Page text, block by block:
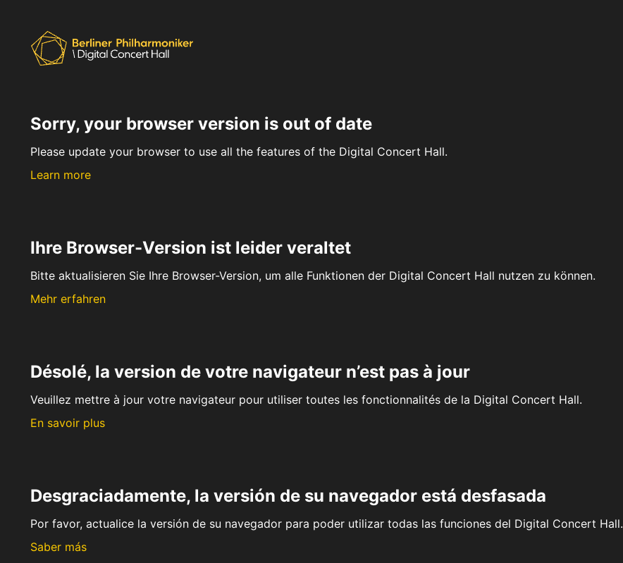
Sorry, your browser version is out of date
Please update your browser to use all the features of the Digital Concert Hall.
Learn more
Ihre Browser-Version ist leider veraltet
Bitte aktualisieren Sie Ihre Browser-Version, um alle Funktionen der Digital Concert Hall nutzen zu können.
Mehr erfahren
Désolé, la version de votre navigateur n’est pas à jour
Veuillez mettre à jour votre navigateur pour utiliser toutes les fonctionnalités de la Digital Concert Hall.
En savoir plus
Desgraciadamente, la versión de su navegador está desfasada
Por favor, actualice la versión de su navegador para poder utilizar todas las funciones del Digital Concert Hall.
Saber más